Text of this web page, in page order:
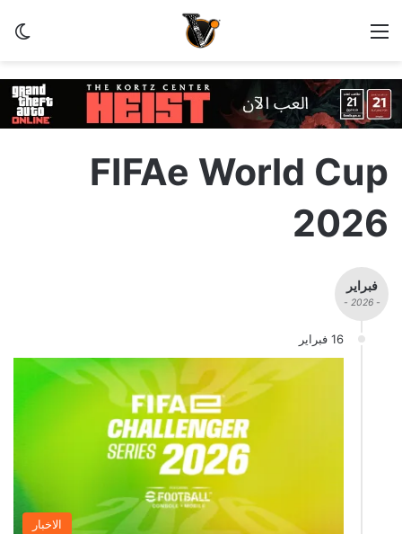
القائمة
FIFAe World Cup
2026
فبراير
- 2026 -
16 فبراير
الاخبار